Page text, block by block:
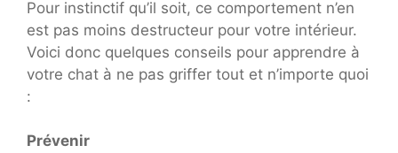
Pour instinctif qu’il soit, ce comportement n’en
est pas moins destructeur pour votre intérieur.
Voici donc quelques conseils pour apprendre à
votre chat à ne pas griffer tout et n’importe quoi
:
Prévenir